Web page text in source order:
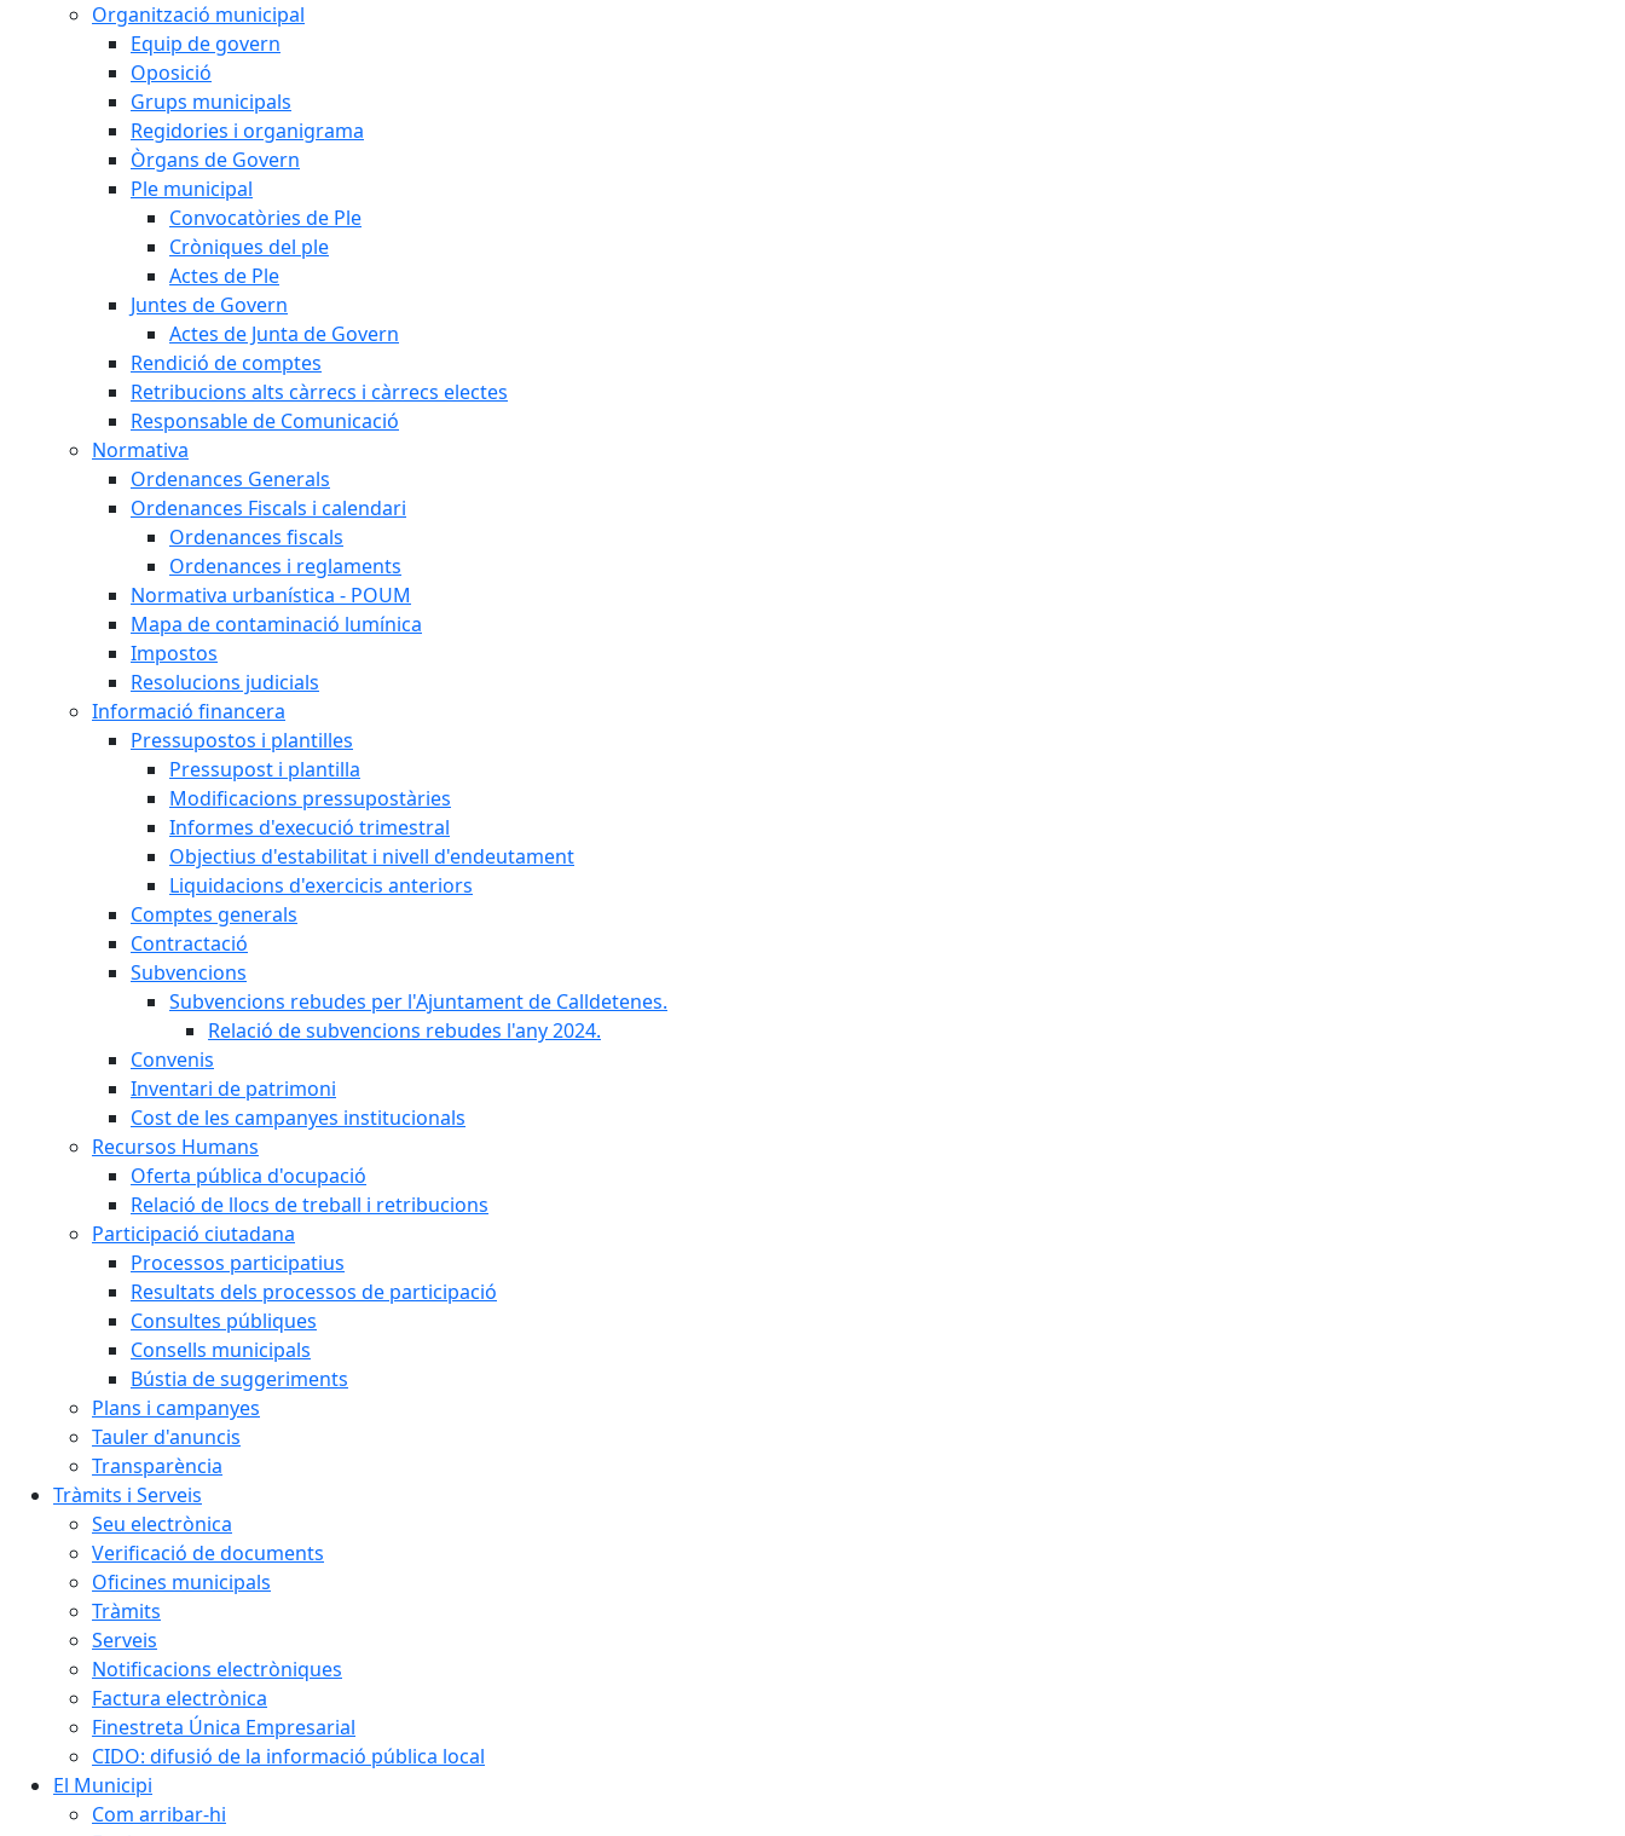
Organització municipal
Equip de govern
Oposició
Grups municipals
Regidories i organigrama
Òrgans de Govern
Ple municipal
Convocatòries de Ple
Cròniques del ple
Actes de Ple
Juntes de Govern
Actes de Junta de Govern
Rendició de comptes
Retribucions alts càrrecs i càrrecs electes
Responsable de Comunicació
Normativa
Ordenances Generals
Ordenances Fiscals i calendari
Ordenances fiscals
Ordenances i reglaments
Normativa urbanística - POUM
Mapa de contaminació lumínica
Impostos
Resolucions judicials
Informació financera
Pressupostos i plantilles
Pressupost i plantilla
Modificacions pressupostàries
Informes d'execució trimestral
Objectius d'estabilitat i nivell d'endeutament
Liquidacions d'exercicis anteriors
Comptes generals
Contractació
Subvencions
Subvencions rebudes per l'Ajuntament de Calldetenes.
Relació de subvencions rebudes l'any 2024.
Convenis
Inventari de patrimoni
Cost de les campanyes institucionals
Recursos Humans
Oferta pública d'ocupació
Relació de llocs de treball i retribucions
Participació ciutadana
Processos participatius
Resultats dels processos de participació
Consultes públiques
Consells municipals
Bústia de suggeriments
Plans i campanyes
Tauler d'anuncis
Transparència
Tràmits i Serveis
Seu electrònica
Verificació de documents
Oficines municipals
Tràmits
Serveis
Notificacions electròniques
Factura electrònica
Finestreta Única Empresarial
CIDO: difusió de la informació pública local
El Municipi
Com arribar-hi